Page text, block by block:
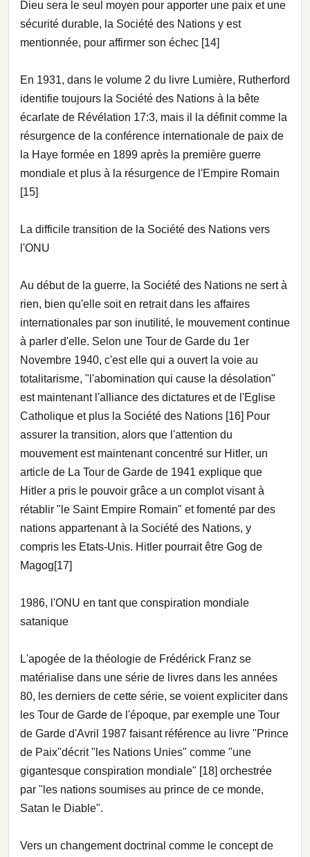
Dieu sera le seul moyen pour apporter une paix et une
sécurité durable, la Société des Nations y est
mentionnée, pour affirmer son échec [14]
En 1931, dans le volume 2 du livre Lumière, Rutherford
identifie toujours la Société des Nations à la bête
écarlate de Révélation 17:3, mais il la définit comme la
résurgence de la conférence internationale de paix de
la Haye formée en 1899 après la première guerre
mondiale et plus à la résurgence de l'Empire Romain
[15]
La difficile transition de la Société des Nations vers
l'ONU
Au début de la guerre, la Société des Nations ne sert à
rien, bien qu'elle soit en retrait dans les affaires
internationales par son inutilité, le mouvement continue
à parler d'elle. Selon une Tour de Garde du 1er
Novembre 1940, c'est elle qui a ouvert la voie au
totalitarisme, "l'abomination qui cause la désolation"
est maintenant l'alliance des dictatures et de l'Eglise
Catholique et plus la Société des Nations [16] Pour
assurer la transition, alors que l'attention du
mouvement est maintenant concentré sur Hitler, un
article de La Tour de Garde de 1941 explique que
Hitler a pris le pouvoir grâce a un complot visant à
rétablir "le Saint Empire Romain" et fomenté par des
nations appartenant à la Société des Nations, y
compris les Etats-Unis. Hitler pourrait être Gog de
Magog[17]
1986, l'ONU en tant que conspiration mondiale
satanique
L'apogée de la théologie de Frédérick Franz se
matérialise dans une série de livres dans les années
80, les derniers de cette série, se voient expliciter dans
les Tour de Garde de l'époque, par exemple une Tour
de Garde d'Avril 1987 faisant référence au livre "Prince
de Paix"décrit "les Nations Unies" comme "une
gigantesque conspiration mondiale" [18] orchestrée
par "les nations soumises au prince de ce monde,
Satan le Diable".
Vers un changement doctrinal comme le concept de